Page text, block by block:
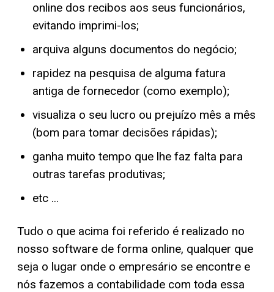
online dos recibos aos seus funcionários,
evitando imprimi-los;
arquiva alguns documentos do negócio;
rapidez na pesquisa de alguma fatura
antiga de fornecedor (como exemplo);
visualiza o seu lucro ou prejuízo mês a mês
(bom para tomar decisões rápidas);
ganha muito tempo que lhe faz falta para
outras tarefas produtivas;
etc ...
Tudo o que acima foi referido é realizado no
nosso software de forma online, qualquer que
seja o lugar onde o empresário se encontre e
nós fazemos a contabilidade com toda essa